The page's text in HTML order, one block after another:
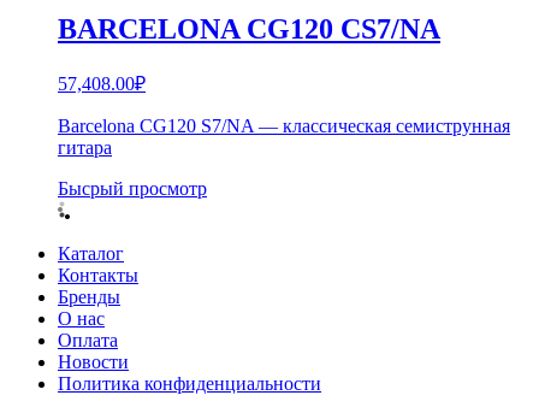
BARCELONA CG120 CS7/NA
57,408.00₽
Barcelona CG120 S7/NA — классическая семиструнная
гитара
Бысрый просмотр
Каталог
Контакты
Бренды
О нас
Оплата
Новости
Политика конфиденциальности